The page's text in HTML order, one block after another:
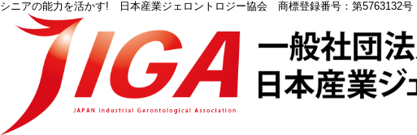
シニアの能力を活かす! 日本産業ジェロントロジー協会 商標登録番号：第5763132号